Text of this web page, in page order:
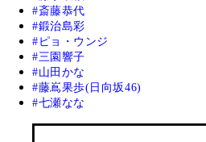
斎藤恭代
鍛治島彩
ピョ・ウンジ
三園響子
山田かな
藤嶌果歩(日向坂46)
七瀬なな